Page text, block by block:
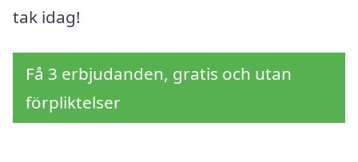
tak idag!
Få 3 erbjudanden, gratis och utan
förpliktelser